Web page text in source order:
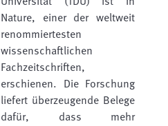
Nature, einer der weltweit
renommiertesten
wissenschaftlichen
Fachzeitschriften,
erschienen. Die Forschung
liefert überzeugende Belege
dafür, dass mehr